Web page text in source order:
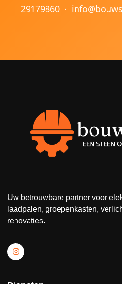
29179860 ·
Uw betrouwbare partner voor
laadpalen, groepenkasten,
renovaties.